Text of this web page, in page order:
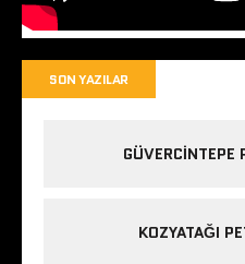
SON YAZILAR
GÜVERCINTEPE
KOZYATAĞI